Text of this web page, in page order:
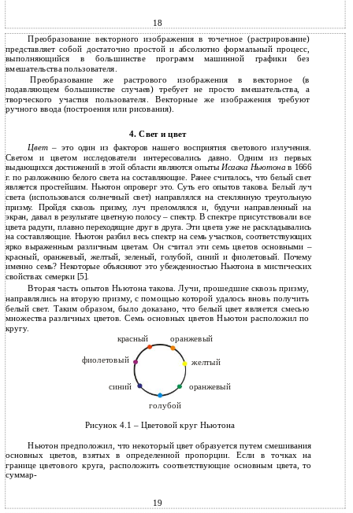
18
Преобразование векторного изображения в точечное (растрирование)
представляет собой достаточно простой и абсолютно формальный процесс,
выполняющийся в большинстве программ машинной графики без
вмешательства пользователя.
Преобразование же растрового изображения в векторное (в
подавляющем большинстве случаев) требует не просто вмешательства, а
творческого участия пользователя. Векторные же изображения требуют
ручного ввода (построения или рисования).
4. Свет и цвет
Цвет– это один из факторов нашего восприятия светового излучения.
Светом и цветом исследователи интересовались давно. Одним из первых
выдающихся достижений в этой области являются опыты Исаака Ньютонав 1666
г. по разложению белого света на составляющие. Ранее считалось, что белый свет
является простейшим. Ньютон опроверг это. Суть его опытов такова. Белый луч
света (использовался солнечный свет) направлялся на стеклянную треугольную
призму. Пройдя сквозь призму, луч преломлялся и, будучи направленный на
экран, давал в результате цветную полосу – спектр. В спектре присутствовали все
цвета радуги, плавно переходящие друг в друга. Эти цвета уже не раскладывались
на составляющие. Ньютон разбил весь спектр на семь участков, соответствующих
ярко выраженным различным цветам. Он считал эти семь цветов основными –
красный, оранжевый, желтый, зеленый, голубой, синий и фиолетовый. Почему
именно семь? Некоторые объясняют это убежденностью Ньютона в мистических
свойствах семерки [5].
Вторая часть опытов Ньютона такова. Лучи, прошедшие сквозь призму,
направлялись на вторую призму, с помощью которой удалось вновь получить
белый свет. Таким образом, было доказано, что белый цвет является смесью
множества различных цветов. Семь основных цветов Ньютон расположил по
кругу.
красный оранжевый
фиолетовый желтый
синий оранжевый
голубой
Рисунок 4.1 – Цветовой круг Ньютона
Ньютон предположил, что некоторый цвет образуется путем смешивания
основных цветов, взятых в определенной пропорции. Если в точках на
границе цветового круга, расположить соответствующие основным цвета, то
суммар-
19